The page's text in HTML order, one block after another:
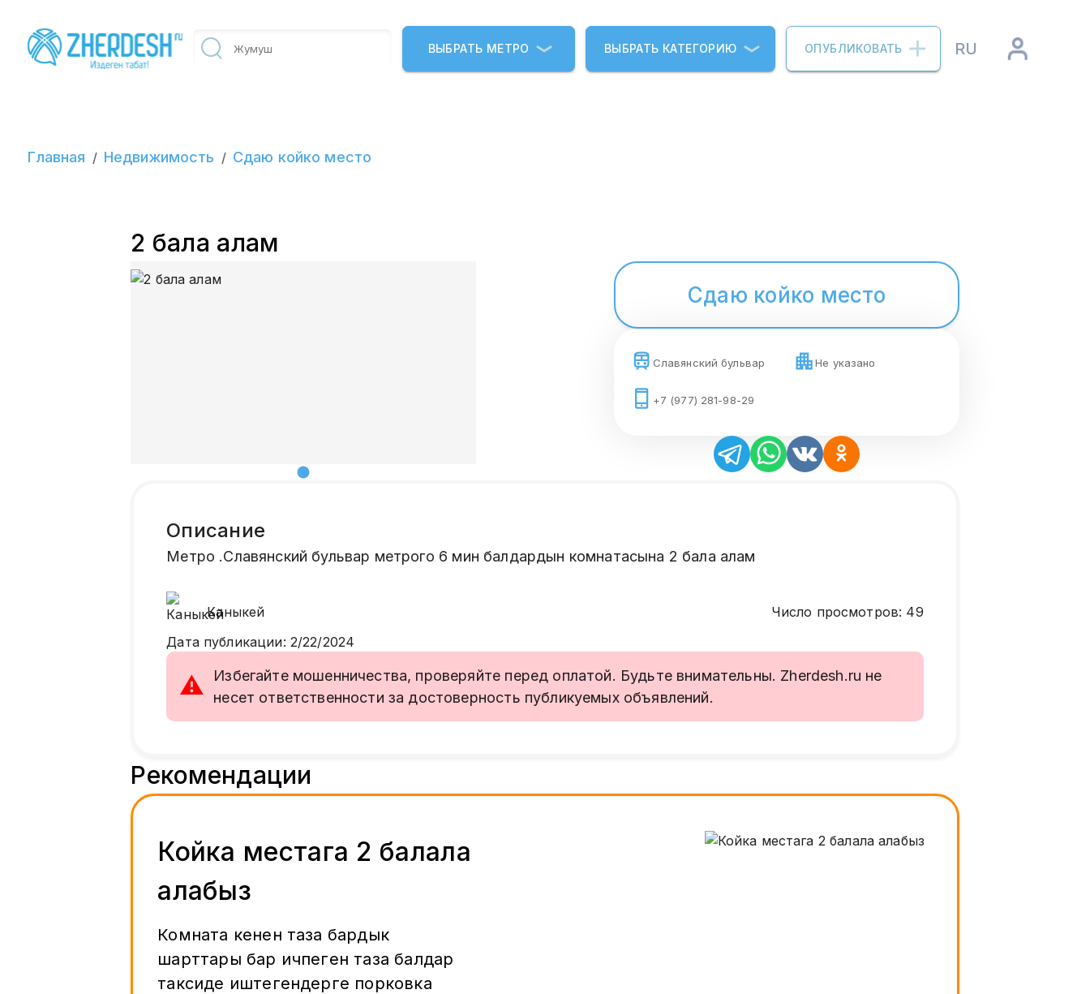
ВЫБРАТЬ МЕТРО ВЫБРАТЬ КАТЕГОРИЮ ОПУБЛИКОВАТЬ RU
Главная / Недвижимость / Сдаю койко место
2 бала алам
Сдаю койко место
Славянский бульвар Не указано
+7 (977) 281-98-29
Описание
Метро .Славянский бульвар метрого 6 мин балдардын комнатасына 2 бала алам
Каныкей Число просмотров: 49
Дата публикации: 2/22/2024
⚠
Избегайте мошенничества, проверяйте перед оплатой. Будьте внимательны. Zherdesh.ru не
несет ответственности за достоверность публикуемых объявлений.
Рекомендации
Койка местага 2 балала
алабыз
Комната кенен таза бардык
шарттары бар ичпеген таза балдар
таксиде иштегендерге порковка